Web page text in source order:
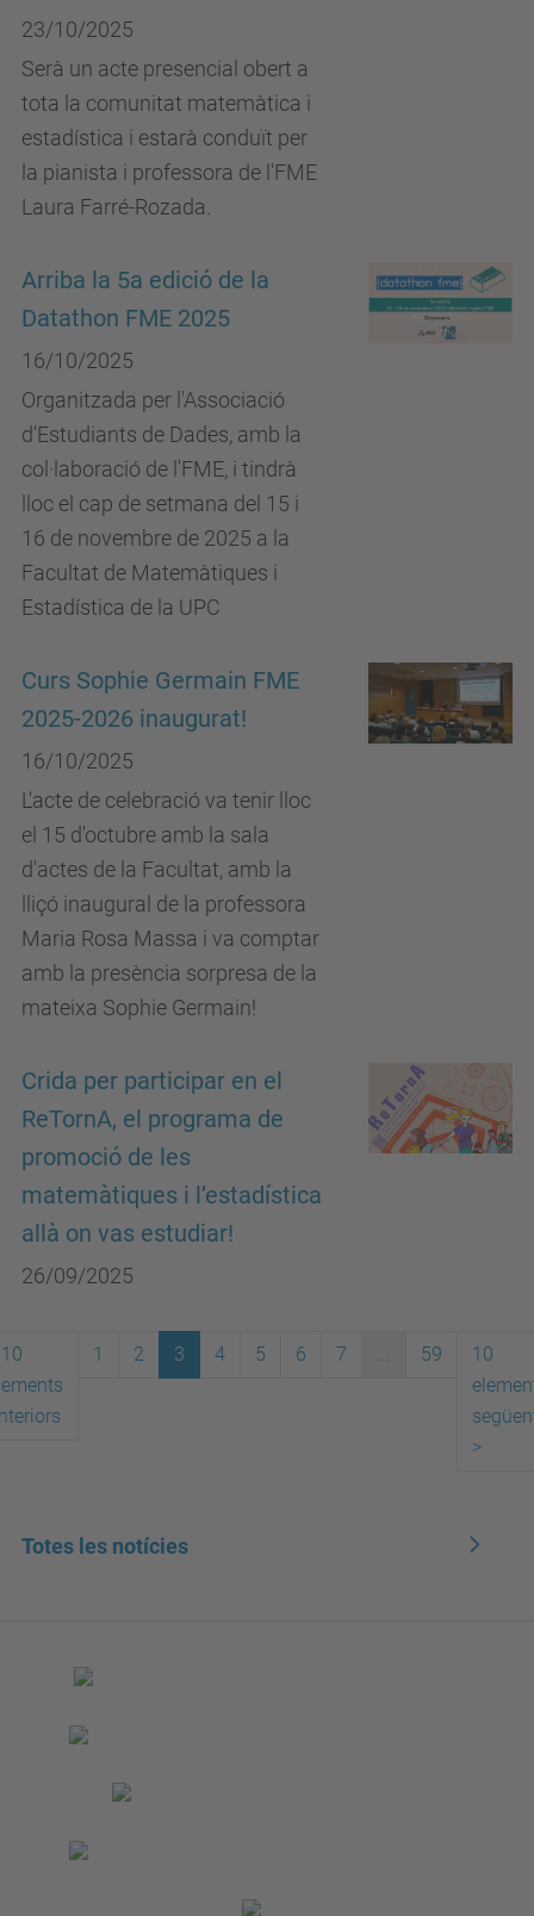
23/10/2025
Serà un acte presencial obert a
tota la comunitat matemàtica i
estadística i estarà conduït per
la pianista i professora de l'FME
Laura Farré-Rozada.
Arriba la 5a edició de la
Datathon FME 2025
16/10/2025
Organitzada per l'Associació
d'Estudiants de Dades, amb la
col·laboració de l'FME, i tindrà
lloc el cap de setmana del 15 i
16 de novembre de 2025 a la
Facultat de Matemàtiques i
Estadística de la UPC
Curs Sophie Germain FME
2025-2026 inaugurat!
16/10/2025
L'acte de celebració va tenir lloc
el 15 d'octubre amb la sala
d'actes de la Facultat, amb la
lliçó inaugural de la professora
Maria Rosa Massa i va comptar
amb la presència sorpresa de la
mateixa Sophie Germain!
Crida per participar en el
ReTornA, el programa de
promoció de les
matemàtiques i l’estadística
allà on vas estudiar!
26/09/2025
10
1 2 3 4 5 6 7 ... 59
10
>
Totes les notícies